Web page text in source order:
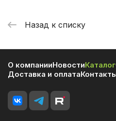
Назад к списку
О компанииНовостиКаталог
Доставка и оплата